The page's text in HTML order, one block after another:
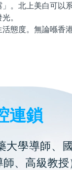
。北上美白可以
。
態度。無論喺香
連鎖
大學導師、
、高級教